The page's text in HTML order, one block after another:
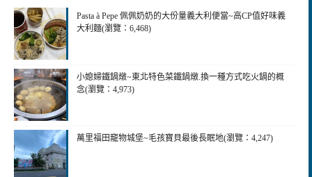
Pasta à Pepe 佩佩奶奶的大份量義大利便當~高CP值好味義
大利麵(瀏覽：6,468)
小媳婦鐵鍋燉~東北特色菜鐵鍋燉.換一種方式吃火鍋的概
念(瀏覽：4,973)
萬里福田竉物城堡~毛孩寶貝最後長眠地(瀏覽：4,247)